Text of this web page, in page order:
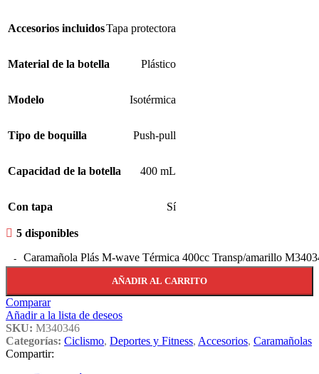
Accesorios incluidosTapa protectora
Material de la botella Plástico
Modelo Isotérmica
Tipo de boquilla Push-pull
Capacidad de la botella 400 mL
Con tapa Sí
5 disponibles
Caramañola Plás M-wave Térmica 400cc Transp/amarillo
AÑADIR AL CARRITO
Comparar
Añadir a la lista de deseos
SKU: M340346
Categorías: Ciclismo, Deportes y Fitness, Accesorios, Caramañolas
Compartir: